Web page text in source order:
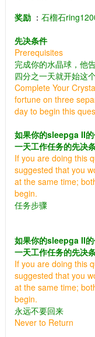
奖励 ： 石榴石
先决条件
Prerequisites
完成你的水晶球，他
四分之一天就开始这个
Complete Your
fortune on three
day to begin this
如果你的sleepga II
一天工作任务的先决
If you are doing this
suggested that you
at the same time;
begin.
任务步骤
如果你的sleepga II
一天工作任务的先决
If you are doing this
suggested that you
at the same time;
begin.
永远不要回来
Never to Return